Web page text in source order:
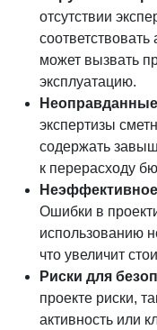
отсутствии
может вызвать
эксплуатацию.
экспертизы
содержать
к перерасходу
Ошибки в
использованию
что увеличит
Риски для
проекте риски,
активность или